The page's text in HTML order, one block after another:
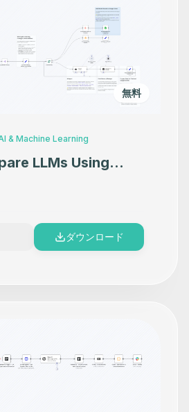
無料
& Machine Learning
LLMs Using
Google Sheets
ダウンロード